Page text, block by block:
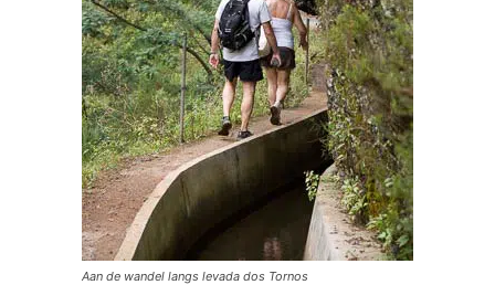
Aan de wandel langs levada dos Tornos